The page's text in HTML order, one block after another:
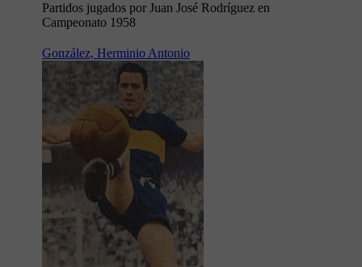
Partidos jugados por Juan José Rodríguez en
Campeonato 1958
González, Herminio Antonio